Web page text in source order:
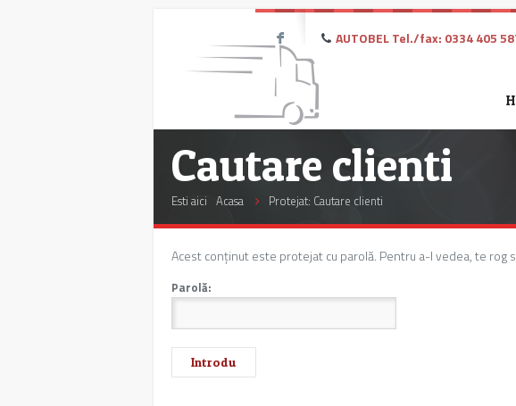
F AUTOBEL Tel./fax: 0334 405
Cautare clienti
Esti aici Acasa Protejat: Cautare clienti
Acest conținut este protejat cu parolă. Pentru a-l vedea, te rog
Parolă: